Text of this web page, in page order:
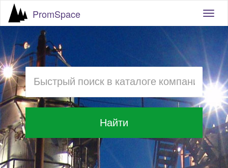
PromSpace
Найти